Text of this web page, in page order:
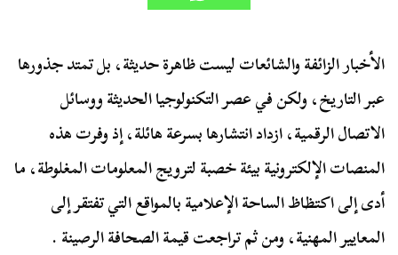
الأخبار الزائفة والشائعات ليست ظاهرة حديثة، بل تمتد جذورها
عبر التاريخ، ولكن في عصر التكنولوجيا الحديثة ووسائل
الاتصال الرقمية، ازداد انتشارها بسرعة هائلة، إذ وفرت هذه
المنصات الإلكترونية بيئة خصبة لترويج المعلومات المغلوطة، ما
أدى إلى اكتظاظ الساحة الإعلامية بالمواقع التي تفتقر إلى
المعايير المهنية، ومن ثم تراجعت قيمة الصحافة الرصينة .